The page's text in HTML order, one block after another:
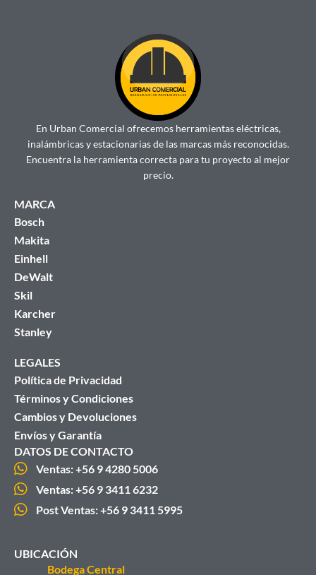
En Urban Comercial ofrecemos herramientas eléctricas,
inalámbricas y estacionarias de las marcas más reconocidas.
Encuentra la herramienta correcta para tu proyecto al mejor
precio.
MARCA
Bosch
Makita
Einhell
DeWalt
Skil
Karcher
Stanley
LEGALES
Política de Privacidad
Términos y Condiciones
Cambios y Devoluciones
Envíos y Garantía
DATOS DE CONTACTO
Ventas: +56 9 4280 5006
Ventas: +56 9 3411 6232
Post Ventas: +56 9 3411 5995
UBICACIÓN
Bodega Central